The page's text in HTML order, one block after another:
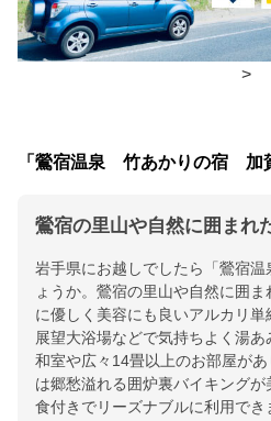
夕食 レストラン(バイ
チェックイン・チェックアウト時間
チェックアウ
10:00
JR雫石駅より車で約15分（盛岡駅
盛岡ICから国道46号を秋田方面へ
楽天トラ
ホテル詳細を詳
>
「鶯宿温泉 竹あかりの宿 加
鶯宿の里山や自然に囲まれ
岩手県にお越しでしたら「鶯宿
ょうか。鶯宿の里山や自然に囲
に優しく美容にも良いアルカリ
展望大浴場などで気持ちよく湯
和室や広々14畳以上のお部屋が
は郷愁溢れる囲炉裏バイキング
食付きでリーズナブルに利用でき